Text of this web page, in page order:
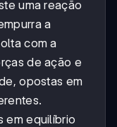
uma reação
a
com a
de ação e
opostas em
em equilíbrio